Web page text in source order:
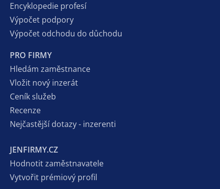
Encyklopedie profesí
Výpočet podpory
Výpočet odchodu do důchodu
PRO FIRMY
Hledám zaměstnance
Vložit nový inzerát
Ceník služeb
Recenze
Nejčastější dotazy - inzerenti
JENFIRMY.CZ
Hodnotit zaměstnavatele
Vytvořit prémiový profil